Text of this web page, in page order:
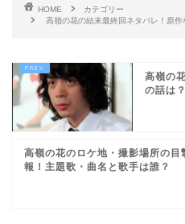
HOME
カテゴリー
高嶺の花の結末最終回ネタバレ！原
高嶺の
の話は
高嶺の花のロケ地・撮影場所の目
報！主題歌・曲名と歌手は誰？